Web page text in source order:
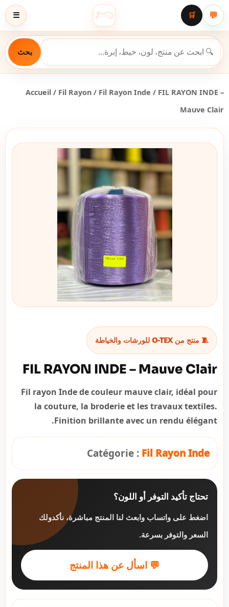
☰ 💬
🛒
بحث
Accueil / Fil Rayon / Fil Rayon Inde / FIL RAYON INDE –
Mauve Clair
🧵 منتج من O-TEX للورشات والخياطة
FIL RAYON INDE – Mauve Clair
Fil rayon Inde de couleur mauve clair, idéal pour
la couture, la broderie et les travaux textiles.
Finition brillante avec un rendu élégant.
Catégorie : Fil Rayon Inde
تحتاج تأكيد التوفر أو اللون؟
اضغط على واتساب وابعث لنا المنتج مباشرة، نأكدولك
السعر والتوفر بسرعة.
💬 اسأل عن هذا المنتج